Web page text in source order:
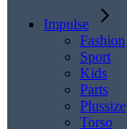
Impulse
Fashion
Sport
Kids
Parts
Plussize
Torso